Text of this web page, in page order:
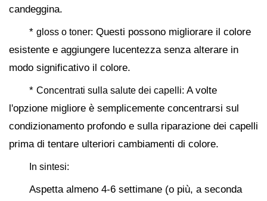
candeggina.
* gloss o toner: Questi possono migliorare il colore
esistente e aggiungere lucentezza senza alterare in
modo significativo il colore.
* Concentrati sulla salute dei capelli: A volte
l'opzione migliore è semplicemente concentrarsi sul
condizionamento profondo e sulla riparazione dei capelli
prima di tentare ulteriori cambiamenti di colore.
In sintesi:
Aspetta almeno 4-6 settimane (o più, a seconda